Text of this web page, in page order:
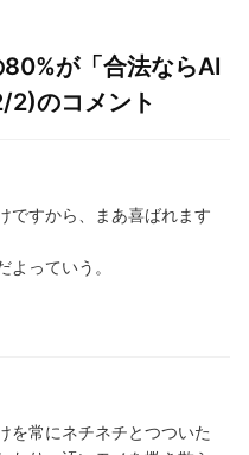
80%が「合法ならAI
2)のコメント
ですから、まあ喜ばれます
っていう。
を常にネチネチとつついた